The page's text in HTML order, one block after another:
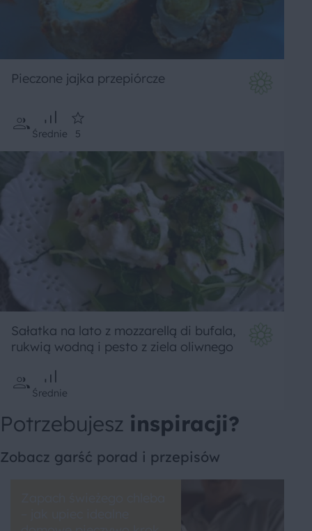
Pieczone jajka przepiórcze
Średnie 5
Sałatka na lato z mozzarellą di bufala,
rukwią wodną i pesto z ziela oliwnego
Średnie
Potrzebujesz inspiracji?
Zobacz garść porad i przepisów